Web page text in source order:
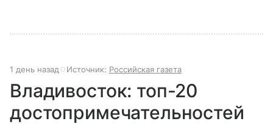
1 день назад Источник: Российская газета
Владивосток: топ-20
достопримечательностей